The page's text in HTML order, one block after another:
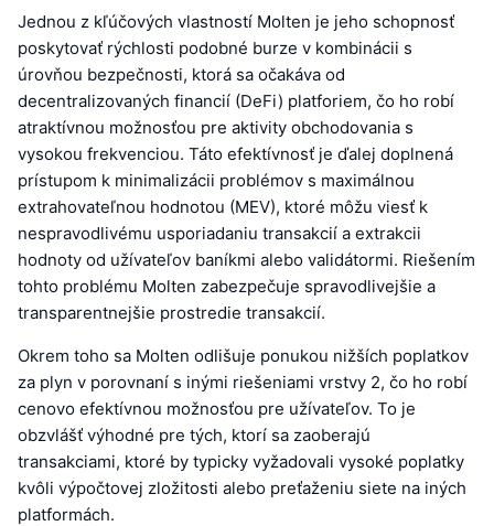
Jednou z kľúčových vlastností Molten je jeho schopnosť
poskytovať rýchlosti podobné burze v kombinácii s
úrovňou bezpečnosti, ktorá sa očakáva od
decentralizovaných financií (DeFi) platforiem, čo ho robí
atraktívnou možnosťou pre aktivity obchodovania s
vysokou frekvenciou. Táto efektívnosť je ďalej doplnená
prístupom k minimalizácii problémov s maximálnou
extrahovateľnou hodnotou (MEV), ktoré môžu viesť k
nespravodlivému usporiadaniu transakcií a extrakcii
hodnoty od užívateľov baníkmi alebo validátormi. Riešením
tohto problému Molten zabezpečuje spravodlivejšie a
transparentnejšie prostredie transakcií.
Okrem toho sa Molten odlišuje ponukou nižších poplatkov
za plyn v porovnaní s inými riešeniami vrstvy 2, čo ho robí
cenovo efektívnou možnosťou pre užívateľov. To je
obzvlášť výhodné pre tých, ktorí sa zaoberajú
transakciami, ktoré by typicky vyžadovali vysoké poplatky
kvôli výpočtovej zložitosti alebo preťaženiu siete na iných
platformách.